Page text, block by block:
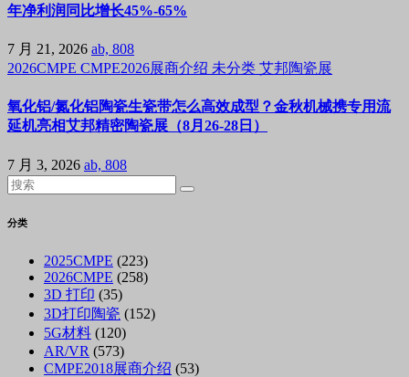
年净利润同比增长45%-65%
7 月 21, 2026 ab, 808
2026CMPE CMPE2026展商介绍 未分类 艾邦陶瓷展
氧化铝/氮化铝陶瓷生瓷带怎么高效成型？金秋机械携专用流
延机亮相艾邦精密陶瓷展（8月26-28日）
7 月 3, 2026 ab, 808
分类
2025CMPE (223)
2026CMPE (258)
3D 打印 (35)
3D打印陶瓷 (152)
5G材料 (120)
AR/VR (573)
CMPE2018展商介绍 (53)